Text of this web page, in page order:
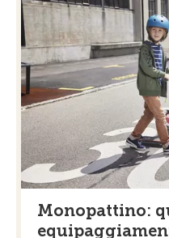
Monopattino: